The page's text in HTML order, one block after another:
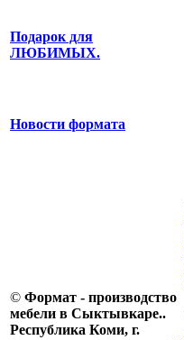
Подарок для
ЛЮБИМЫХ.
Новости формата
© Формат - производство
мебели в Сыктывкаре..
Республика Коми, г.